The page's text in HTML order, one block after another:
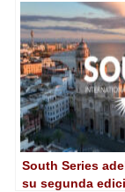
South Series
su segunda